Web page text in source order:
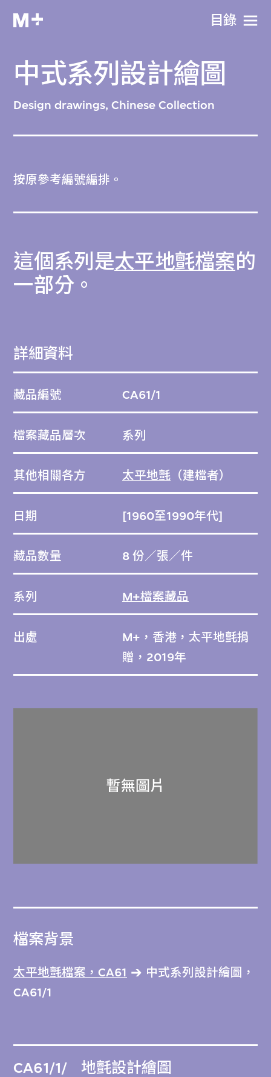
目​錄
中式系列設計繪圖
Design drawings, Chinese Collection
按原參考編號編排。
這個系列是太平地氈檔案的
一部分。
詳細資料
藏品編號 CA61/1
檔案藏品層次 系列
其他相關各方 太平地氈（建檔者）
日期 [1960至1990年代]
藏品數量 8 份／張／件
系列 M+檔案藏品
出處
M+，香港，太平地氈捐
贈，2019年
檔案背景
太平地氈檔案，CA61
中式系列設計繪圖，
CA61/1
CA61/1/
地氈設計繪圖